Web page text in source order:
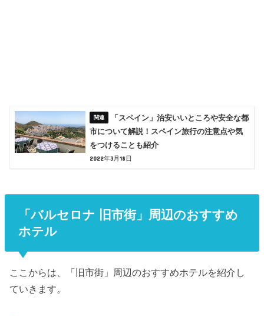
「スペイン」治安いいところや安全な都
市について解説！スペイン旅行の注意点や気
をつけることも紹介
2022年3月18日
「バルセロナ 旧市街」周辺のおすすめ
ホテル
ここからは、「旧市街」周辺のおすすめホテルを紹介し
ていきます。